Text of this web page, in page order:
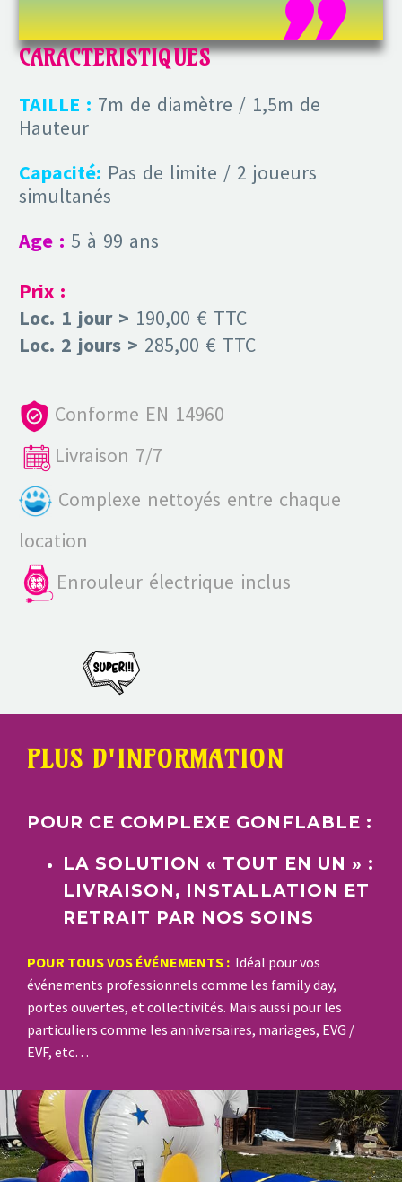
CARACTERISTIQUES
TAILLE : 7m de diamètre / 1,5m de
Hauteur
Capacité: Pas de limite / 2 joueurs
simultanés
Age : 5 à 99 ans
Prix :
Loc. 1 jour > 190,00 € TTC
Loc. 2 jours > 285,00 € TTC
Conforme EN 14960
Livraison 7/7
Complexe nettoyés entre chaque
location
Enrouleur électrique inclus
PLUS D'INFORMATION
POUR CE COMPLEXE GONFLABLE :
LA SOLUTION « TOUT EN UN » :
LIVRAISON, INSTALLATION ET
RETRAIT PAR NOS SOINS
POUR TOUS VOS ÉVÉNEMENTS : Idéal pour vos
événements professionnels comme les family day,
portes ouvertes, et collectivités. Mais aussi pour les
particuliers comme les anniversaires, mariages, EVG /
EVF, etc…